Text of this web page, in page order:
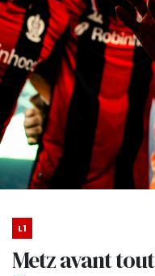
L1
Metz avant tout